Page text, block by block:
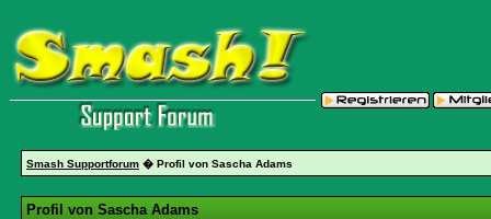
Smash Supportforum � Profil von Sascha Adams
Profil von Sascha Adams